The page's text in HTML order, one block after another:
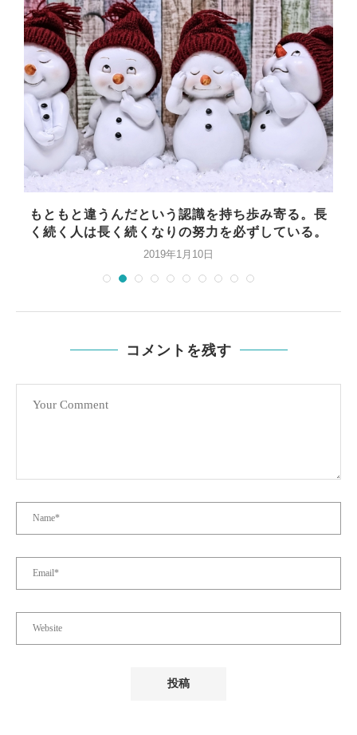
もともと違うんだという認識を持ち歩み寄る。長
く続く人は長く続くなりの努力を必ずしている。
2019年1月10日
コメントを残す